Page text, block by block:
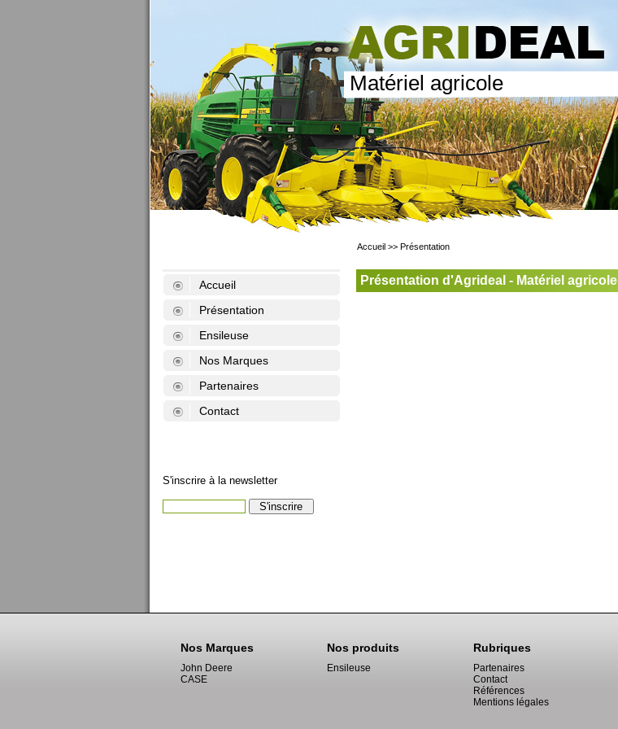
Matériel agricole
Accueil>> Présentation
Accueil
Présentation
Ensileuse
Nos Marques
Partenaires
Contact
S'inscrire à la newsletter
Présentation d'Agrideal - Matériel agricole
Nos Marques
John Deere
CASE
Nos produits
Ensileuse
Rubriques
Partenaires
Contact
Références
Mentions légales